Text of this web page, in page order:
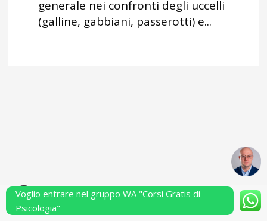
generale nei confronti degli uccelli
(galline, gabbiani, passerotti) e...
Powered by Performarsi S.a.s.
Voglio entrare nel gruppo WA "Corsi Gratis di
Psicologia"